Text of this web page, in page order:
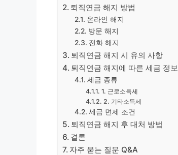
퇴직연금 해지 방법
온라인 해지
방문 해지
전화 해지
퇴직연금 해지 시 유의 사항
퇴직연금 해지에 따른 세금 정보
세금 종류
1. 근로소득세
2. 기타소득세
세금 면제 조건
퇴직연금 해지 후 대처 방법
결론
자주 묻는 질문 Q&A